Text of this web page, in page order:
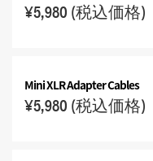
¥5,980 (税込価格)
Mini XLR Adapter Cables
¥5,980 (税込価格)